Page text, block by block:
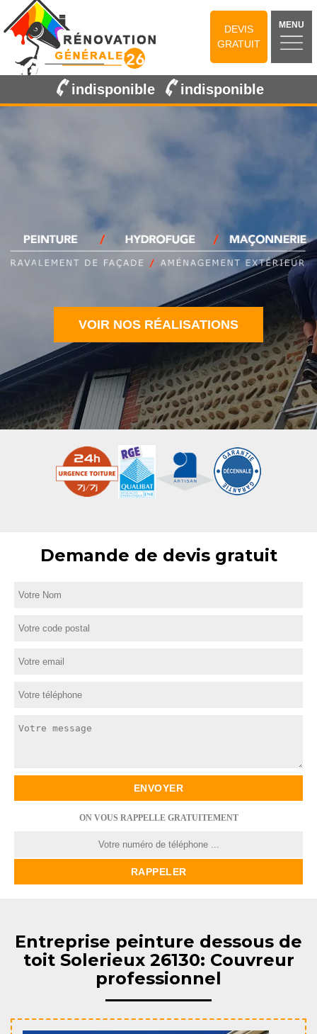
DEVIS
GRATUIT
MENU
indisponible indisponible
VOIR NOS RÉALISATIONS
Demande de devis gratuit
ON VOUS RAPPELLE GRATUITEMENT
Entreprise peinture dessous de
toit Solerieux 26130: Couvreur
professionnel